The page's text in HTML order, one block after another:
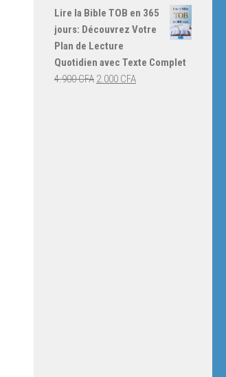
initial
4.900 CFA.
actuel
est :
2.000 CFA.
Lire la Bible TOB en 365
jours: Découvrez Votre
Plan de Lecture
Quotidien avec Texte Complet
4.900CFA Le
2.000 CFALe